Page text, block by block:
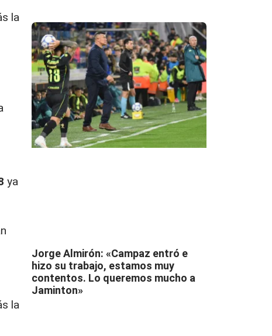
la
ya
la
Jorge Almirón: «Campaz entró e
hizo su trabajo, estamos muy
contentos. Lo queremos mucho a
Jaminton»